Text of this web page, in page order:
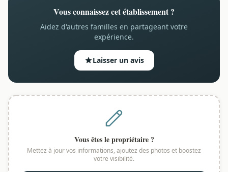
Vous connaissez cet établissement ?
Aidez d'autres familles en partageant votre
expérience.
Laisser un avis
Vous êtes le propriétaire ?
Mettez à jour vos informations, ajoutez des photos et boostez
votre visibilité.